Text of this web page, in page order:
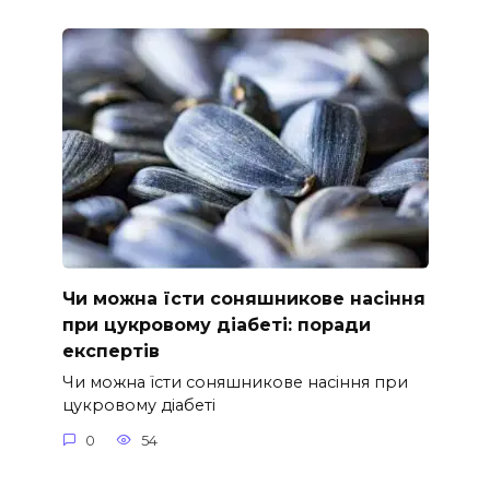
Чи можна їсти соняшникове насіння
при цукровому діабеті: поради
експертів
Чи можна їсти соняшникове насіння при
цукровому діабеті
0 54